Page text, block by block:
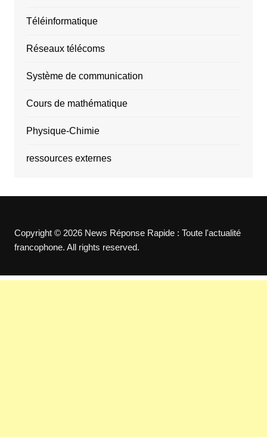
Téléinformatique
Réseaux télécoms
Système de communication
Cours de mathématique
Physique-Chimie
ressources externes
Copyright © 2026 News Réponse Rapide : Toute l'actualité
francophone. All rights reserved.